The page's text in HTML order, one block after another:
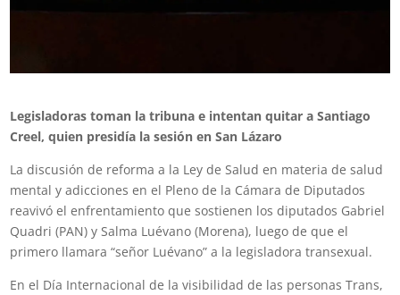
Legisladoras toman la tribuna e intentan quitar a Santiago
Creel, quien presidía la sesión en San Lázaro
La discusión de reforma a la Ley de Salud en materia de salud
mental y adicciones en el Pleno de la Cámara de Diputados
reavivó el enfrentamiento que sostienen los diputados Gabriel
Quadri (PAN) y Salma Luévano (Morena), luego de que el
primero llamara “señor Luévano” a la legisladora transexual.
En el Día Internacional de la visibilidad de las personas Trans,